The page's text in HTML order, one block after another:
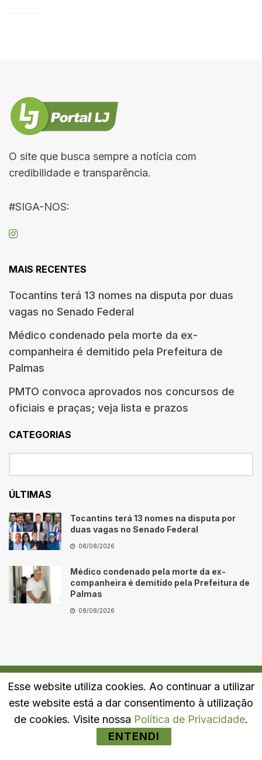
O site que busca sempre a notícia com
credibilidade e transparência.
#SIGA-NOS:
MAIS RECENTES
Tocantins terá 13 nomes na disputa por duas
vagas no Senado Federal
Médico condenado pela morte da ex-
companheira é demitido pela Prefeitura de
Palmas
PMTO convoca aprovados nos concursos de
oficiais e praças; veja lista e prazos
CATEGORIAS
ÚLTIMAS
Tocantins terá 13 nomes na disputa por
duas vagas no Senado Federal
08/08/2026
Médico condenado pela morte da ex-
companheira é demitido pela Prefeitura de
Palmas
08/08/2026
Quem Somos Fale Conosco Política de Privacidade
Esse website utiliza cookies. Ao continuar a utilizar
este website está a dar consentimento à utilização
de cookies. Visite nossa Política de Privacidade.
ENTENDI